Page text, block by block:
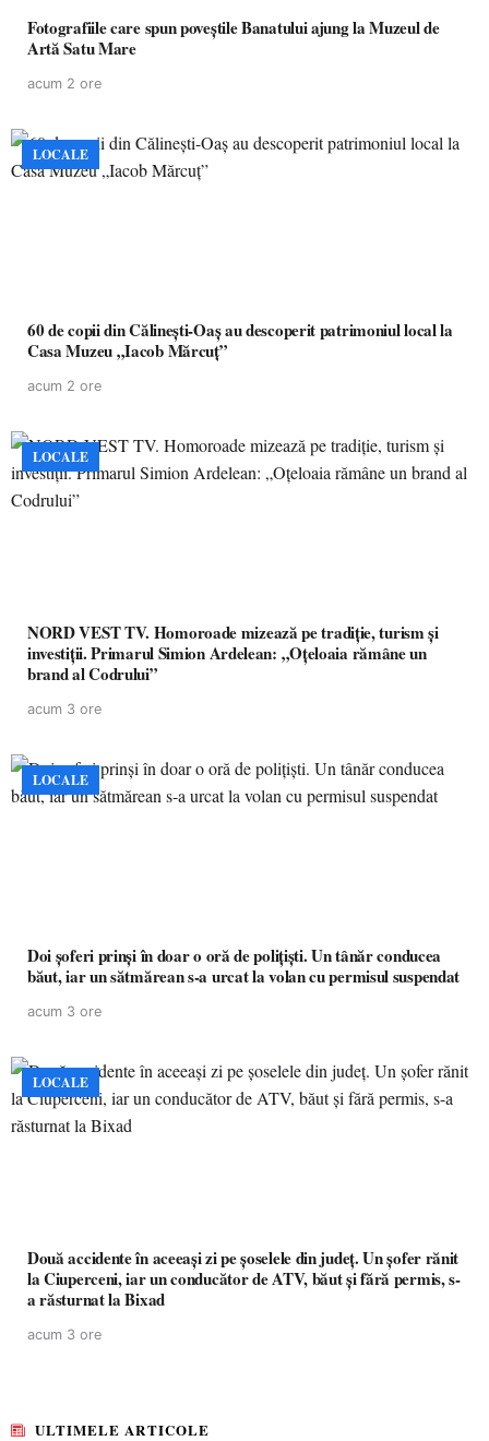
Fotografiile care spun poveștile Banatului ajung la Muzeul de
Artă Satu Mare
acum 2 ore
LOCALE
60 de copii din Călinești-Oaș au descoperit patrimoniul local la
Casa Muzeu „Iacob Mărcuț”
acum 2 ore
LOCALE
NORD VEST TV. Homoroade mizează pe tradiție, turism și
investiții. Primarul Simion Ardelean: „Oțeloaia rămâne un
brand al Codrului”
acum 3 ore
LOCALE
Doi șoferi prinși în doar o oră de polițiști. Un tânăr conducea
băut, iar un sătmărean s-a urcat la volan cu permisul suspendat
acum 3 ore
LOCALE
Două accidente în aceeași zi pe șoselele din județ. Un șofer rănit
la Ciuperceni, iar un conducător de ATV, băut și fără permis, s-
a răsturnat la Bixad
acum 3 ore
ULTIMELE ARTICOLE